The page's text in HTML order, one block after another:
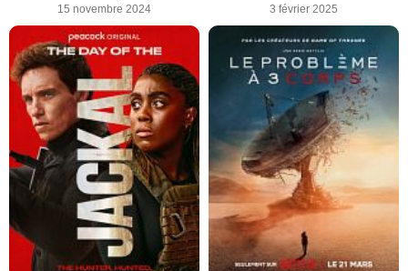
15 novembre 2024 3 février 2025